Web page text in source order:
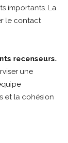
importants. La
le contact
recenseurs.
une
et la cohésion